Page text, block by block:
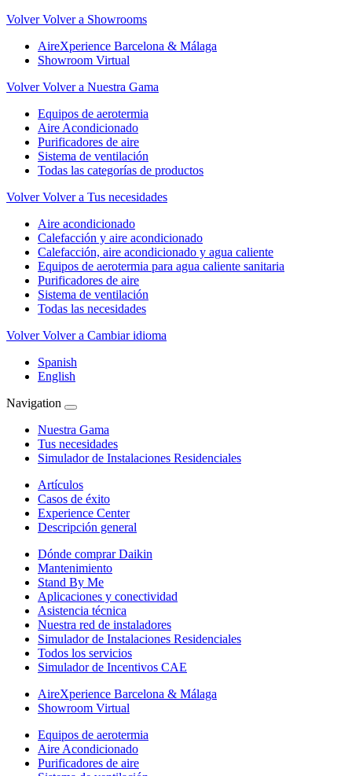
Volver Volver a Showrooms
AireXperience Barcelona & Málaga
Showroom Virtual
Volver Volver a Nuestra Gama
Equipos de aerotermia
Aire Acondicionado
Purificadores de aire
Sistema de ventilación
Todas las categorías de productos
Volver Volver a Tus necesidades
Aire acondicionado
Calefacción y aire acondicionado
Calefacción, aire acondicionado y agua caliente
Equipos de aerotermia para agua caliente sanitaria
Purificadores de aire
Sistema de ventilación
Todas las necesidades
Volver Volver a Cambiar idioma
Spanish
English
Navigation
Nuestra Gama
Tus necesidades
Simulador de Instalaciones Residenciales
Artículos
Casos de éxito
Experience Center
Descripción general
Dónde comprar Daikin
Mantenimiento
Stand By Me
Aplicaciones y conectividad
Asistencia técnica
Nuestra red de instaladores
Simulador de Instalaciones Residenciales
Todos los servicios
Simulador de Incentivos CAE
AireXperience Barcelona & Málaga
Showroom Virtual
Equipos de aerotermia
Aire Acondicionado
Purificadores de aire